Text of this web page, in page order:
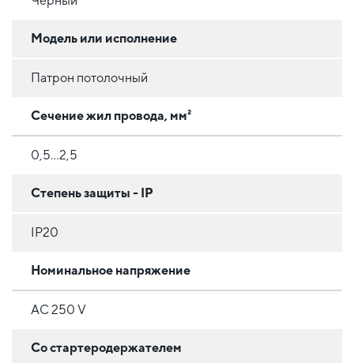
Модель или исполнение
Патрон потолочный
Сечение жил провода, мм²
0,5...2,5
Степень защиты - IP
IP20
Номинальное напряжение
AC 250 V
Со стартеродержателем